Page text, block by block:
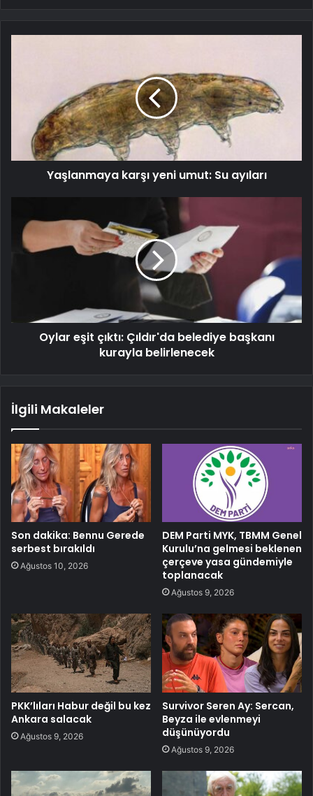
Yaşlanmaya karşı yeni umut: Su ayıları
Oylar eşit çıktı: Çıldır'da belediye başkanı
kurayla belirlenecek
İlgili Makaleler
Son dakika: Bennu Gerede
serbest bırakıldı
Ağustos 10, 2026
DEM Parti MYK, TBMM Genel
Kurulu’na gelmesi beklenen
çerçeve yasa gündemiyle
toplanacak
Ağustos 9, 2026
PKK’lıları Habur değil bu kez
Ankara salacak
Ağustos 9, 2026
Survivor Seren Ay: Sercan,
Beyza ile evlenmeyi
düşünüyordu
Ağustos 9, 2026